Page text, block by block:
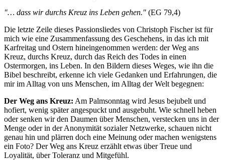
"… dass wir durchs Kreuz ins Leben gehen." (EG 79,4)
Die letzte Zeile dieses Passionsliedes von Christoph Fischer ist für
mich wie eine Zusammenfassung des Geschehens, in das ich mit
Karfreitag und Ostern hineingenommen werden: der Weg ans
Kreuz, durchs Kreuz, durch das Reich des Todes in einen
Ostermorgen, ins Leben. In den Bildern dieses Weges, wie ihn die
Bibel beschreibt, erkenne ich viele Gedanken und Erfahrungen, die
mir im Alltag von uns Menschen, im Alltag der Welt begegnen:
Der Weg ans Kreuz: Am Palmsonntag wird Jesus bejubelt und
hofiert, wenig später angespuckt und ausgebuht. Wie schnell heben
oder senken wir den Daumen über Menschen, verstecken uns in der
Menge oder in der Anonymität sozialer Netzwerke, schauen nicht
genau hin und plärren doch eine Meinung oder machen wenigstens
ein Foto? Der Weg ans Kreuz erzählt etwas über Treue und
Loyalität, über Toleranz und Mitgefühl.